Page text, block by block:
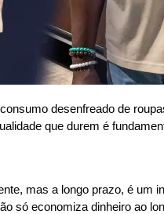
desenfreado de
que durem é
mas a longo prazo, é
só economiza dinheiro ao